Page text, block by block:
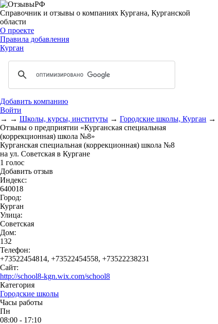
Справочник и отзывы о компаниях Кургана, Курганской
области
О проекте
Правила добавления
Курган
Добавить компанию
Войти
→ → Школы, курсы, институты → Городские школы, Курган →
Отзывы о предприятии «Курганская специальная
(коррекционная) школа №8»
Курганская специальная (коррекционная) школа №8
на ул. Советская в Кургане
1 голос
Добавить отзыв
Индекс:
640018
Город:
Курган
Улица:
Советская
Дом:
132
Телефон:
+73522454814, +73522454558, +73522238231
Сайт:
http://school8-kgn.wix.com/school8
Категория
Городские школы
Часы работы
Пн
08:00 - 17:10